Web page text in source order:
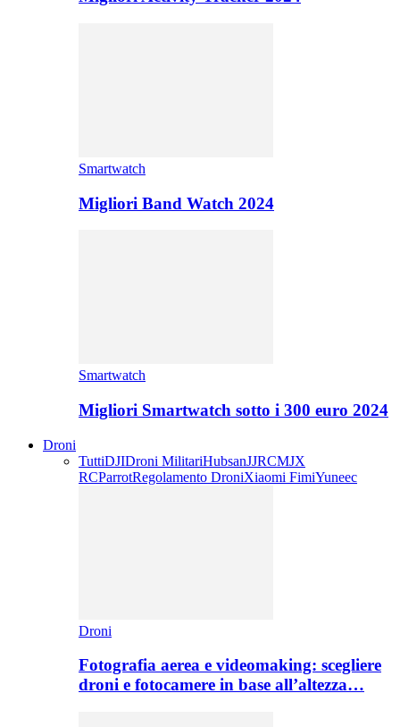
Smartwatch
Migliori Band Watch 2024
Smartwatch
Migliori Smartwatch sotto i 300 euro 2024
Droni
TuttiDJIDroni MilitariHubsanJJRCMJX
RCParrotRegolamento DroniXiaomi FimiYuneec
Droni
Fotografia aerea e videomaking: scegliere
droni e fotocamere in base all’altezza…